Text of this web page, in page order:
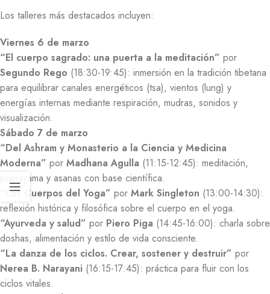
Los talleres más destacados incluyen:
Viernes 6 de marzo
“El cuerpo sagrado: una puerta a la meditación” por
Segundo Rego (18:30-19:45): inmersión en la tradición tibetana
para equilibrar canales energéticos (tsa), vientos (lung) y
energías internas mediante respiración, mudras, sonidos y
visualización.
Sábado 7 de marzo
“Del Ashram y Monasterio a la Ciencia y Medicina
Moderna” por Madhana Agulla (11:15-12:45): meditación,
pranayama y asanas con base científica.
“Los Cuerpos del Yoga” por Mark Singleton (13:00-14:30):
reflexión histórica y filosófica sobre el cuerpo en el yoga.
“Ayurveda y salud” por Piero Piga (14:45-16:00): charla sobre
doshas, alimentación y estilo de vida consciente.
“La danza de los ciclos. Crear, sostener y destruir” por
Nerea B. Narayani (16:15-17:45): práctica para fluir con los
ciclos vitales.